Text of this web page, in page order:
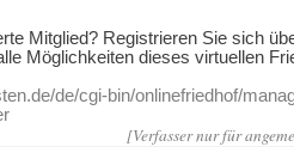
Mitglied? Registrieren Sie sich
Möglichkeiten dieses virtuellen
de/cgi-bin/onlinefriedhof/
[Verfasser nur für